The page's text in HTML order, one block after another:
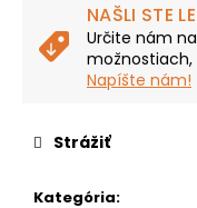
NAŠLI STE
Určite nám
Napíšte nám!
Kategória:
Strážiť
BÉŽOVÁ
700
299,99